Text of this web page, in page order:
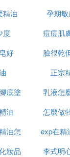
精油
孕期
度
痘痘肌
好
臉很乾
正宗
底塗
乳液怎
油
怎麼做
油怎
exp在精
妝品
李式明